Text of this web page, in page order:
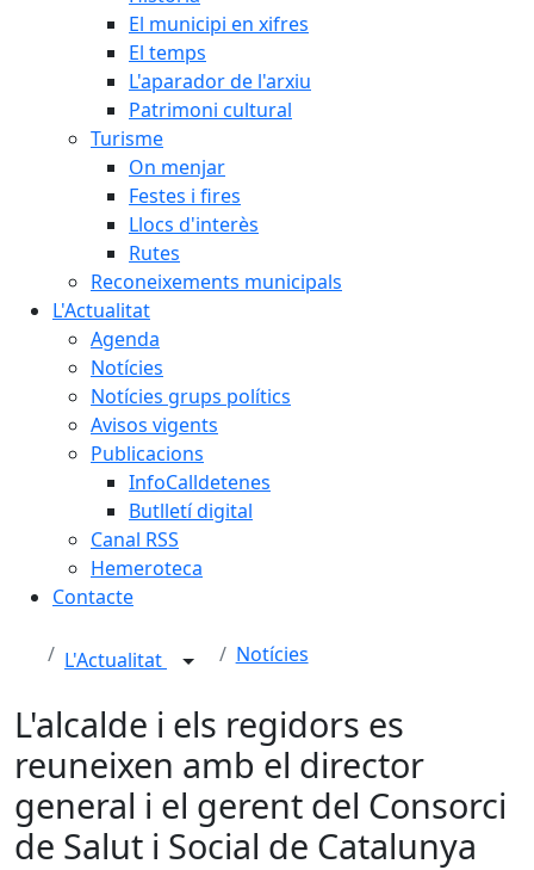
El municipi en xifres
El temps
L'aparador de l'arxiu
Patrimoni cultural
Turisme
On menjar
Festes i fires
Llocs d'interès
Rutes
Reconeixements municipals
L'Actualitat
Agenda
Notícies
Notícies grups polítics
Avisos vigents
Publicacions
InfoCalldetenes
Butlletí digital
Canal RSS
Hemeroteca
Contacte
L'Actualitat Notícies
L'alcalde i els regidors es
reuneixen amb el director
general i el gerent del Consorci
de Salut i Social de Catalunya